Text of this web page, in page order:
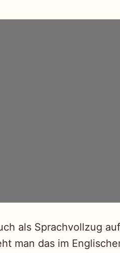
als Sprachvollzug
man das im